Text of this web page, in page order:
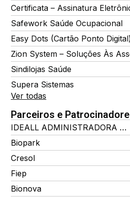
Certificata – Assinatura
Safework Saúde Ocupacional
Easy Dots (Cartão Ponto
Zion System – Soluções Às
Sindilojas Saúde
Supera Sistemas
Ver todas
Parceiros e
IDEALL ADMINISTRADORA DE BENEFÍCIOS
Biopark
Cresol
Fiep
Bionova